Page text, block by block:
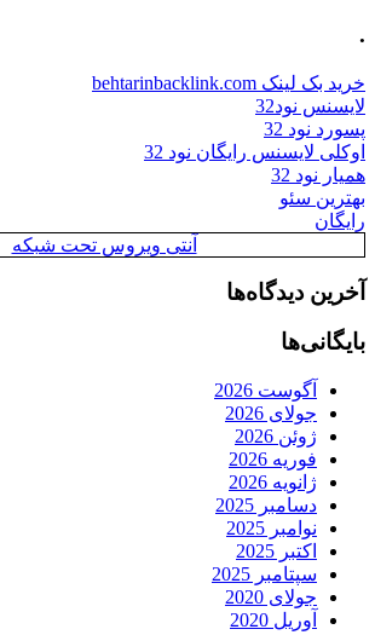
.
خرید بک لینک behtarinbacklink.com
لایسنس نود32
پسورد نود 32
اوکلی لایسنس رایگان نود 32
همیار نود 32
بهترین سئو
رایگان
آنتی ویروس تحت شبکه
آخرین دیدگاه‌ها
بایگانی‌ها
آگوست 2026
جولای 2026
ژوئن 2026
فوریه 2026
ژانویه 2026
دسامبر 2025
نوامبر 2025
اکتبر 2025
سپتامبر 2025
جولای 2020
آوریل 2020